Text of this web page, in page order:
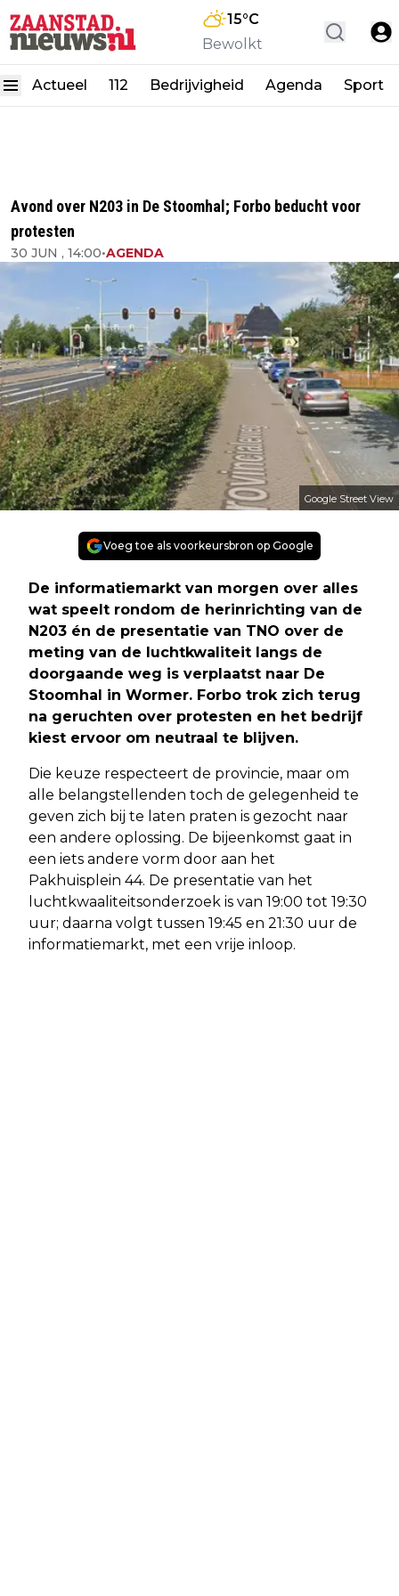
15°C
Bewolkt
Actueel 112 Bedrijvigheid Agenda Sport
Avond over N203 in De Stoomhal; Forbo beducht voor
protesten
30 JUN , 14:00•AGENDA
Google Street View
Voeg toe als voorkeursbron op Google
De informatiemarkt van morgen over alles
wat speelt rondom de herinrichting van de
N203 én de presentatie van TNO over de
meting van de luchtkwaliteit langs de
doorgaande weg is verplaatst naar De
Stoomhal in Wormer. Forbo trok zich terug
na geruchten over protesten en het bedrijf
kiest ervoor om neutraal te blijven.
Die keuze respecteert de provincie, maar om
alle belangstellenden toch de gelegenheid te
geven zich bij te laten praten is gezocht naar
een andere oplossing. De bijeenkomst gaat in
een iets andere vorm door aan het
Pakhuisplein 44. De presentatie van het
luchtkwaaliteitsonderzoek is van 19:00 tot 19:30
uur; daarna volgt tussen 19:45 en 21:30 uur de
informatiemarkt, met een vrije inloop.